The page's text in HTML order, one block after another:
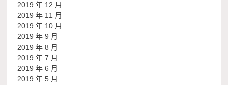
2019 年 12 月
2019 年 11 月
2019 年 10 月
2019 年 9 月
2019 年 8 月
2019 年 7 月
2019 年 6 月
2019 年 5 月